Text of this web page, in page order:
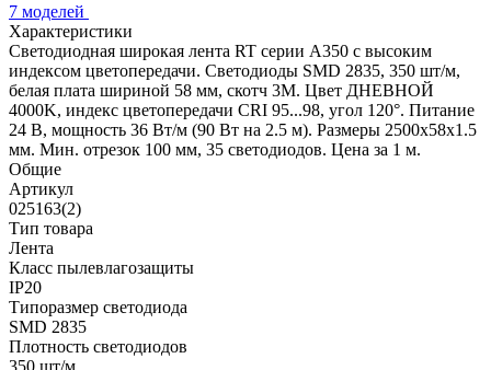
7 моделей
Характеристики
Светодиодная широкая лента RT серии A350 с высоким
индексом цветопередачи. Светодиоды SMD 2835, 350 шт/м,
белая плата шириной 58 мм, скотч 3М. Цвет ДНЕВНОЙ
4000K, индекс цветопередачи CRI 95...98, угол 120°. Питание
24 В, мощность 36 Вт/м (90 Вт на 2.5 м). Размеры 2500х58х1.5
мм. Мин. отрезок 100 мм, 35 светодиодов. Цена за 1 м.
Общие
Артикул
025163(2)
Тип товара
Лента
Класс пылевлагозащиты
IP20
Типоразмер светодиода
SMD 2835
Плотность светодиодов
350 шт/м